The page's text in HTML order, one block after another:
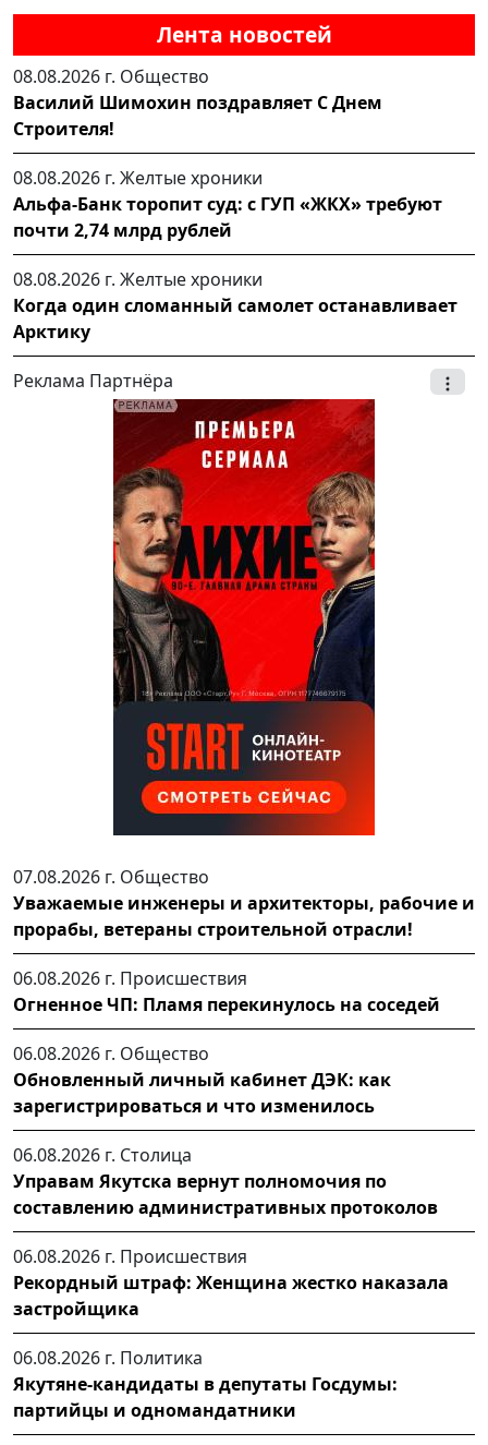
Лента новостей
08.08.2026 г. Общество
Василий Шимохин поздравляет С Днем
Строителя!
08.08.2026 г. Желтые хроники
Альфа-Банк торопит суд: с ГУП «ЖКХ» требуют
почти 2,74 млрд рублей
08.08.2026 г. Желтые хроники
Когда один сломанный самолет останавливает
Арктику
Реклама Партнёра
07.08.2026 г. Общество
Уважаемые инженеры и архитекторы, рабочие и
прорабы, ветераны строительной отрасли!
06.08.2026 г. Происшествия
Огненное ЧП: Пламя перекинулось на соседей
06.08.2026 г. Общество
Обновленный личный кабинет ДЭК: как
зарегистрироваться и что изменилось
06.08.2026 г. Столица
Управам Якутска вернут полномочия по
составлению административных протоколов
06.08.2026 г. Происшествия
Рекордный штраф: Женщина жестко наказала
застройщика
06.08.2026 г. Политика
Якутяне-кандидаты в депутаты Госдумы:
партийцы и одномандатники